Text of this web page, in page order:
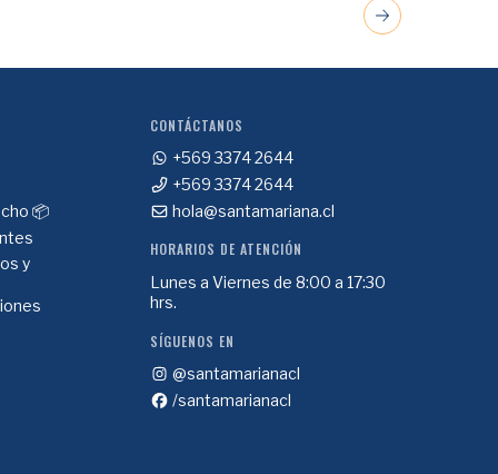
📦
y
CONTÁCTANOS
+569 3374 2644
+569 3374 2644
hola@santamariana.cl
HORARIOS DE ATENCIÓN
Lunes a Viernes de 8:00 a 17:30
hrs.
SÍGUENOS EN
@santamarianacl
/santamarianacl